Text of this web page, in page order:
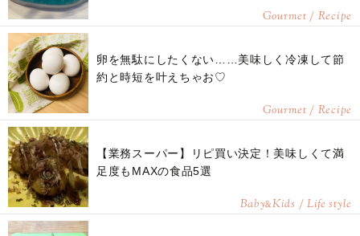
Gourmet / Recipe
卵を無駄にしたくない……美味しく冷凍して節
約と時短を叶えちゃお♡
Gourmet / Recipe
【業務スーパー】リピ買い決定！美味しくて満
足度もMAXの食品5選
Baby&Kids / Life style